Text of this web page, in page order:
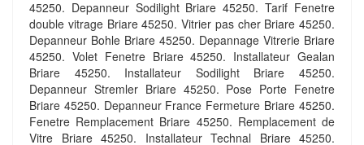
45250. Depanneur Sodilight Briare 45250. Tarif Fenetre
double vitrage Briare 45250. Vitrier pas cher Briare 45250.
Depanneur Bohle Briare 45250. Depannage Vitrerie Briare
45250. Volet Fenetre Briare 45250. Installateur Gealan
Briare 45250. Installateur Sodilight Briare 45250.
Depanneur Stremler Briare 45250. Pose Porte Fenetre
Briare 45250. Depanneur France Fermeture Briare 45250.
Fenetre Remplacement Briare 45250. Remplacement de
Vitre Briare 45250. Installateur Technal Briare 45250.